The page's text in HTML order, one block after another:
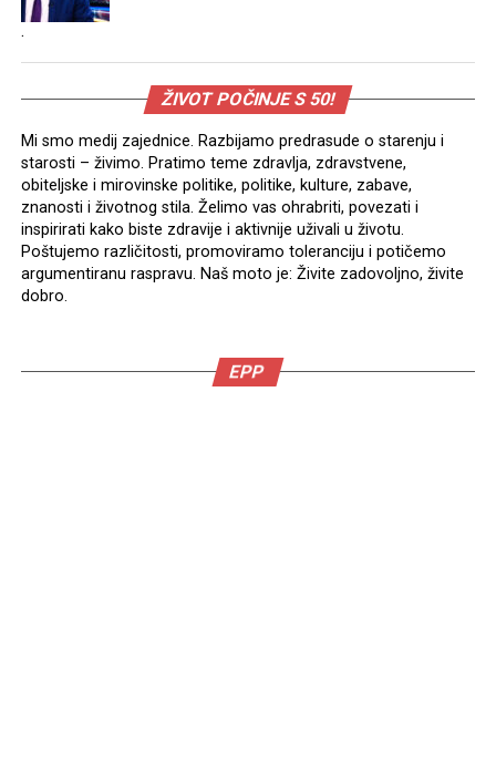
.
ŽIVOT POČINJE S 50!
Mi smo medij zajednice. Razbijamo predrasude o starenju i
starosti – živimo. Pratimo teme zdravlja, zdravstvene,
obiteljske i mirovinske politike, politike, kulture, zabave,
znanosti i životnog stila. Želimo vas ohrabriti, povezati i
inspirirati kako biste zdravije i aktivnije uživali u životu.
Poštujemo različitosti, promoviramo toleranciju i potičemo
argumentiranu raspravu. Naš moto je: Živite zadovoljno, živite
dobro.
EPP